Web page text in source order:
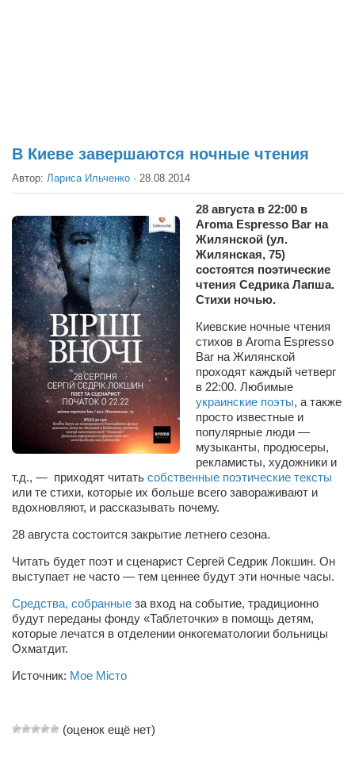
Выборы
Традиции
Опросы
Экология
Здоровье
Здоровый образ жизни
Сам себе доктор
Активный отдых
Курьезы
Досье
Арт-менеджеры
Лариса Ильченко
Елена Мельник
Вера Паненко
Семён Салатенко
Актёры
Артём Мяус
В Киеве завершаются ночные чтения
Автор: Лариса Ильченко · 28.08.2014
28 августа в 22:00 в
Aroma Espresso Bar на
Жилянской (ул.
Жилянская, 75)
состоятся поэтические
чтения Седрика Лапша.
Стихи ночью.
Киевские ночные чтения
стихов в Aroma Espresso
Bar на Жилянской
проходят каждый четверг
в 22:00. Любимые
украинские поэты, а также
просто известные и
популярные люди —
музыканты, продюсеры,
рекламисты, художники и
т.д., — приходят читать собственные поэтические тексты
или те стихи, которые их больше всего завораживают и
вдохновляют, и рассказывать почему.
28 августа состоится закрытие летнего сезона.
Читать будет поэт и сценарист Сергей Седрик Локшин. Он
выступает не часто — тем ценнее будут эти ночные часы.
Средства, собранные за вход на событие, традиционно
будут переданы фонду «Таблеточки» в помощь детям,
которые лечатся в отделении онкогематологии больницы
Охматдит.
Источник: Мое Місто
(оценок ещё нет)